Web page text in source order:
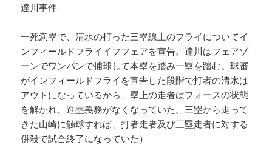
達川事件
一死満塁で、清水の打った三塁線上のフライについてイ
ンフィールドフライイフフェアを宣告。達川はフェアゾ
ーンでワンバンで捕球して本塁を踏み一塁を踏む。球審
がインフィールドフライを宣告した段階で打者の清水は
アウトになっているから、塁上の走者はフォースの状態
を解かれ、進塁義務がなくなっていた。三塁から走って
きた山崎に触球すれば、打者走者及び三塁走者に対する
併殺で試合終了になっていた）